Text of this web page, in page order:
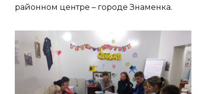
районном центре – городе Знаменка.